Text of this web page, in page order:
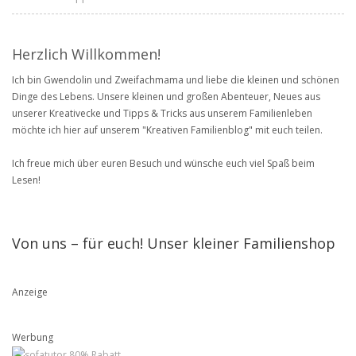
Herzlich Willkommen!
Ich bin Gwendolin und Zweifachmama und liebe die kleinen und schönen
Dinge des Lebens. Unsere kleinen und großen Abenteuer, Neues aus
unserer Kreativecke und Tipps & Tricks aus unserem Familienleben
möchte ich hier auf unserem "Kreativen Familienblog" mit euch teilen.
Ich freue mich über euren Besuch und wünsche euch viel Spaß beim
Lesen!
Von uns – für euch! Unser kleiner Familienshop
Anzeige
Werbung